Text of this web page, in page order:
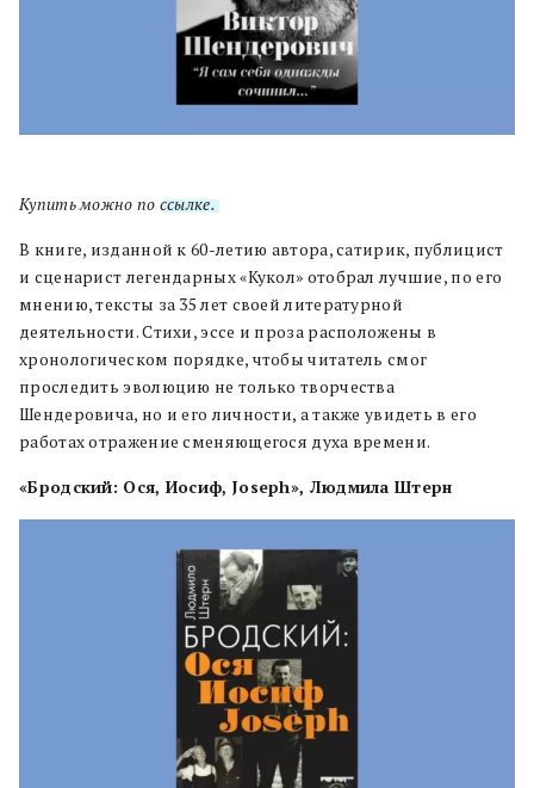
Купить можно по ссылке.
В книге, изданной к 60-летию автора, сатирик, публицист
и сценарист легендарных «Кукол» отобрал лучшие, по его
мнению, тексты за 35 лет своей литературной
деятельности. Стихи, эссе и проза расположены в
хронологическом порядке, чтобы читатель смог
проследить эволюцию не только творчества
Шендеровича, но и его личности, а также увидеть в его
работах отражение сменяющегося духа времени.
«Бродский: Ося, Иосиф, Joseph», Людмила Штерн